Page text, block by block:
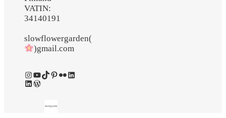
VATIN:
34140191
slowflowergarden(
)gmail.com
Instagram
YouTube
TikTok
Pinterest
FlickrLinkedIn
LinkedIn
WordPress